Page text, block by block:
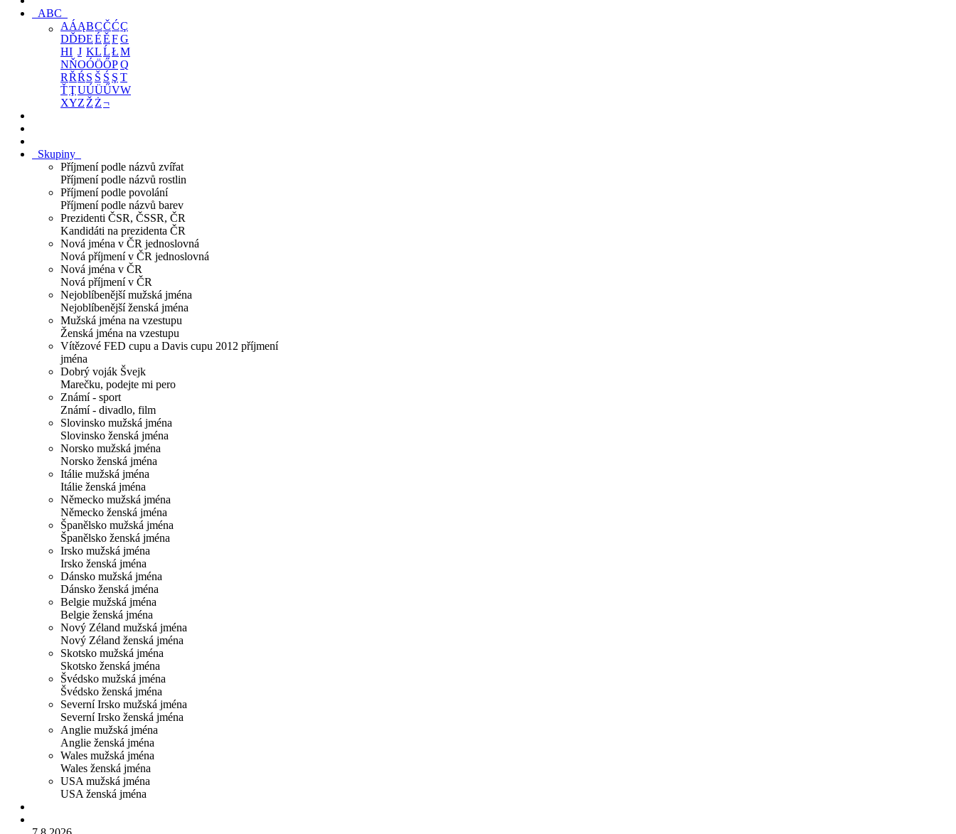
ABC
AÁĄBCČĆÇ
DĎĐEÉĚFG
HI J KLĹŁM
NŇOÓÖŐPQ
RŘŔ S Š Ś Ş T
ŤŢUÚÜŰVW
XYZ Ž Ż¬
Skupiny
Příjmení podle názvů zvířat
Příjmení podle názvů rostlin
Příjmení podle povolání
Příjmení podle názvů barev
Prezidenti ČSR, ČSSR, ČR
Kandidáti na prezidenta ČR
Nová jména v ČR jednoslovná
Nová příjmení v ČR jednoslovná
Nová jména v ČR
Nová příjmení v ČR
Nejoblíbenější mužská jména
Nejoblíbenější ženská jména
Mužská jména na vzestupu
Ženská jména na vzestupu
Vítězové FED cupu a Davis cupu 2012 příjmení
jména
Dobrý voják Švejk
Marečku, podejte mi pero
Známí - sport
Známí - divadlo, film
Slovinsko mužská jména
Slovinsko ženská jména
Norsko mužská jména
Norsko ženská jména
Itálie mužská jména
Itálie ženská jména
Německo mužská jména
Německo ženská jména
Španělsko mužská jména
Španělsko ženská jména
Irsko mužská jména
Irsko ženská jména
Dánsko mužská jména
Dánsko ženská jména
Belgie mužská jména
Belgie ženská jména
Nový Zéland mužská jména
Nový Zéland ženská jména
Skotsko mužská jména
Skotsko ženská jména
Švédsko mužská jména
Švédsko ženská jména
Severní Irsko mužská jména
Severní Irsko ženská jména
Anglie mužská jména
Anglie ženská jména
Wales mužská jména
Wales ženská jména
USA mužská jména
USA ženská jména